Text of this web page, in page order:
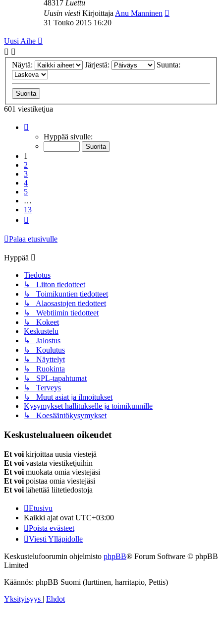
48317 Luettu
Uusin viesti Kirjoittaja Anu Manninen
31 Touko 2015 16:20
Uusi Aihe
Näytä: Järjestä: Suunta:
601 viestiketjua
13 Hyppää sivulle:
1
2
3
4
5
…
13
Palaa etusivulle
Hyppää
Tiedotus
↳ Liiton tiedotteet
↳ Toimikuntien tiedotteet
↳ Alaosastojen tiedotteet
↳ Webtiimin tiedotteet
↳ Kokeet
Keskustelu
↳ Jalostus
↳ Koulutus
↳ Näyttelyt
↳ Ruokinta
↳ SPL-tapahtumat
↳ Terveys
↳ Muut asiat ja ilmoitukset
Kysymykset hallitukselle ja toimikunnille
↳ Koesääntökysymykset
Keskustelualueen oikeudet
Et voi kirjoittaa uusia viestejä
Et voi vastata viestiketjuihin
Et voi muokata omia viestejäsi
Et voi poistaa omia viestejäsi
Et voi lähettää liitetiedostoja
Etusivu
Kaikki ajat ovat UTC+03:00
Poista evästeet
Viesti Ylläpidolle
Keskustelufoorumin ohjelmisto phpBB® Forum Software © phpBB
Limited
Käännös: phpBB Suomi (lurttinen, harritapio, Pettis)
Yksityisyys | Ehdot